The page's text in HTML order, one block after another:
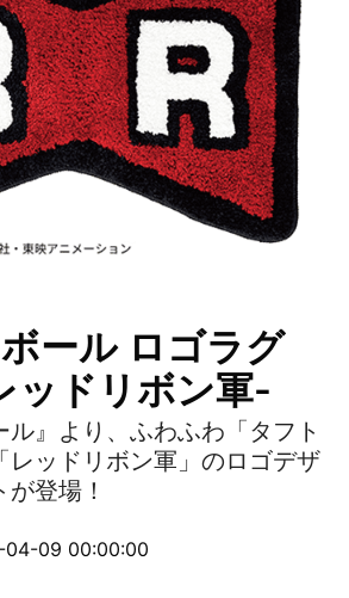
ール ロゴラグ
ッドリボン軍-
ル』より、ふわふわ「タフト
レッドリボン軍」のロゴデザ
登場！
04-09 00:00:00